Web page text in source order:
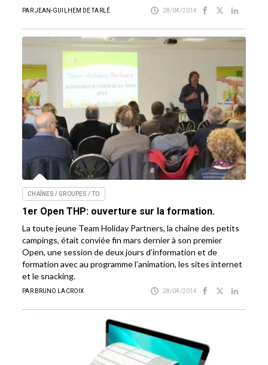
PAR JEAN-GUILHEM DE TARLÉ 28/04/2014
CHAÎNES / GROUPES / TO
1er Open THP: ouverture sur la formation.
La toute jeune Team Holiday Partners, la chaîne des petits
campings, était conviée fin mars dernier à son premier
Open, une session de deux jours d’information et de
formation avec au programme l’animation, les sites internet
et le snacking.
PAR BRUNO LACROIX 28/04/2014